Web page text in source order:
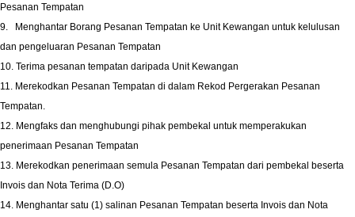
Pesanan Tempatan
9.
Menghantar Borang Pesanan Tempatan ke Unit Kewangan untuk kelulusan
dan pengeluaran Pesanan Tempatan
10. Terima pesanan tempatan daripada Unit Kewangan
11. Merekodkan Pesanan Tempatan di dalam Rekod Pergerakan Pesanan
Tempatan.
12. Mengfaks dan menghubungi pihak pembekal untuk memperakukan
penerimaan Pesanan Tempatan
13. Merekodkan penerimaan semula Pesanan Tempatan dari pembekal beserta
Invois dan Nota Terima (D.O)
14. Menghantar satu (1) salinan Pesanan Tempatan beserta Invois dan Nota